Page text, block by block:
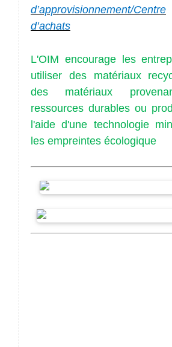
d’approvisionnement/Centre
d’achats
L'OIM encourage les
utiliser des matériaux
des matériaux
ressources durables ou
l'aide d'une technologie
les empreintes écologique